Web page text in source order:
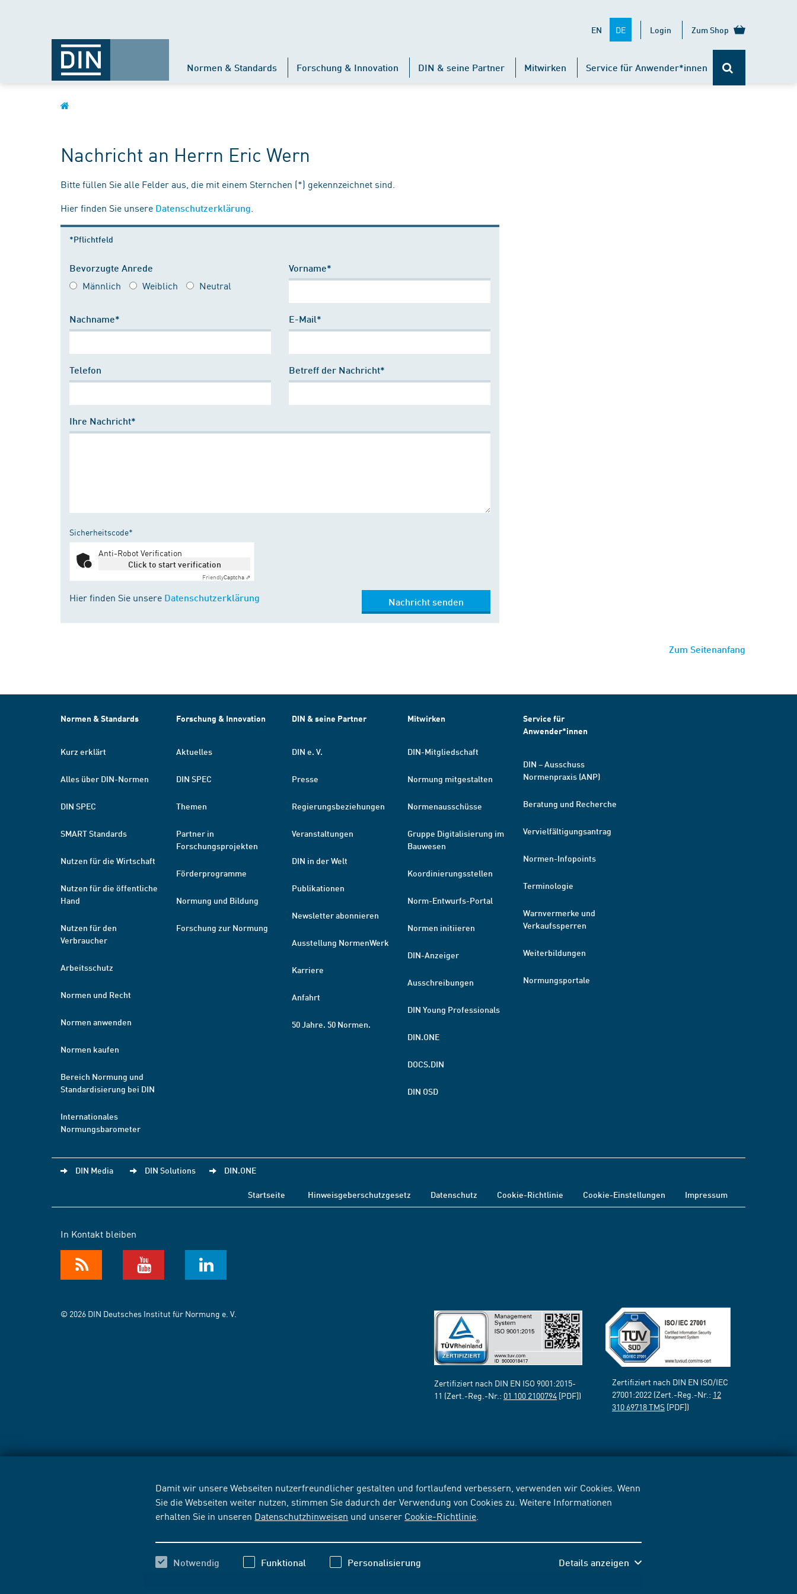
Damit wir unsere Webseiten nutzerfreundlicher gestalten und fortlaufend verbessern, verwenden wir Cookies. Wenn
Sie die Webseiten weiter nutzen, stimmen Sie dadurch der Verwendung von Cookies zu. Weitere Informationen
erhalten Sie in unseren Datenschutzhinweisen und unserer Cookie-Richtlinie
Notwendig Funktional Personalisierung Details anzeigen
EN DE Login Zum Shop
Normen & Standards Forschung & Innovation DIN & seine Partner Mitwirken Service für Anwender*innen
Nachricht an Herrn Eric Wern
Bitte füllen Sie alle Felder aus, die mit einem Sternchen (*) gekennzeichnet sind.
Hier finden Sie unsere Datenschutzerklärung
*Pflichtfeld
Bevorzugte Anrede
Männlich Weiblich Neutral
Vorname*
Nachname* E-Mail*
Telefon Betreff der Nachricht*
Ihre Nachricht*
Sicherheitscode*
Anti-Robot Verification
Click to start verification
FriendlyCaptcha ⇗
Hier finden Sie unsere Datenschutzerklärung Nachricht senden
Zum Seitenanfang
Normen & Standards
Kurz erklärt
Alles über DIN-Normen
DIN SPEC
SMART Standards
Nutzen für die Wirtschaft
Nutzen für die öffentliche
Hand
Nutzen für den
Verbraucher
Arbeitsschutz
Normen und Recht
Normen anwenden
Normen kaufen
Bereich Normung und
Standardisierung bei DIN
Internationales
Normungsbarometer
Forschung & Innovation
Aktuelles
DIN SPEC
Themen
Partner in
Forschungsprojekten
Förderprogramme
Normung und Bildung
Forschung zur Normung
DIN & seine Partner
DIN e. V.
Presse
Regierungsbeziehungen
Veranstaltungen
DIN in der Welt
Publikationen
Newsletter abonnieren
Ausstellung NormenWerk
Karriere
Anfahrt
50 Jahre. 50 Normen.
Mitwirken
DIN-Mitgliedschaft
Normung mitgestalten
Normenausschüsse
Gruppe Digitalisierung im
Bauwesen
Koordinierungsstellen
Norm-Entwurfs-Portal
Normen initiieren
DIN-Anzeiger
Ausschreibungen
DIN Young Professionals
DIN.ONE
DOCS.DIN
DIN OSD
Service für
Anwender*innen
DIN – Ausschuss
Normenpraxis (ANP)
Beratung und Recherche
Vervielfältigungsantrag
Normen-Infopoints
Terminologie
Warnvermerke und
Verkaufssperren
Weiterbildungen
Normungsportale
DIN Media DIN Solutions DIN.ONE
Startseite Hinweisgeberschutzgesetz Datenschutz Cookie-Richtlinie Cookie-Einstellungen Impressum
In Kontakt bleiben
© 2026 DIN Deutsches Institut für Normung e. V.
Zertifiziert nach DIN EN ISO 9001:2015-
11 (Zert.-Reg.-Nr.: 01 100 2100794 [PDF])
Zertifiziert nach DIN EN ISO/IEC
27001:2022 (Zert.-Reg.-Nr.: 12
310 69718 TMS [PDF])